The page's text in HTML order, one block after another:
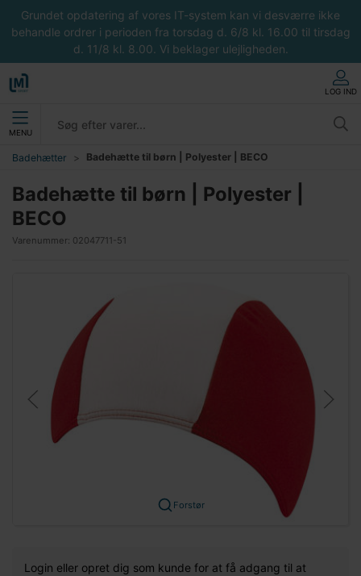
Grundet opdatering af vores IT-system kan vi desværre ikke
behandle ordrer i perioden fra torsdag d. 6/8 kl. 16.00 til tirsdag
d. 11/8 kl. 8.00. Vi beklager ulejligheden.
LOG IND
MENU
Badehætter Badehætte til børn | Polyester | BECO
Badehætte til børn | Polyester |
BECO
Varenummer: 02047711-51
Forstør
Login eller opret dig som kunde for at få adgang til at